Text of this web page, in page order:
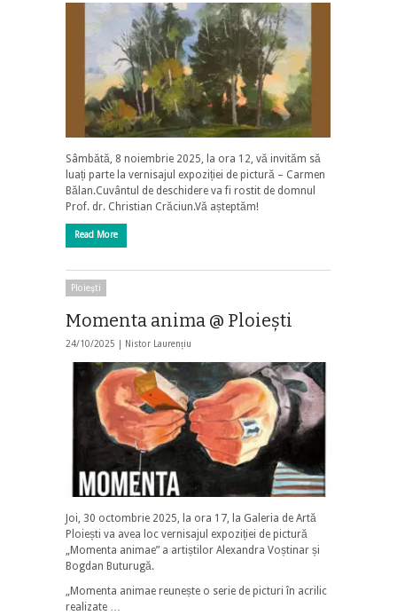
Sâmbătă, 8 noiembrie 2025, la ora 12, vă invităm să
luați parte la vernisajul expoziției de pictură – Carmen
Bălan.Cuvântul de deschidere va fi rostit de domnul
Prof. dr. Christian Crăciun.Vă așteptăm!
Read More
Ploieşti
Momenta anima @ Ploieşti
24/10/2025 | Nistor Laurențiu
Joi, 30 octombrie 2025, la ora 17, la Galeria de Artă
Ploiești va avea loc vernisajul expoziției de pictură
„Momenta animae” a artiștilor Alexandra Voștinar și
Bogdan Buturugă.
„Momenta animae reunește o serie de picturi în acrilic
realizate …